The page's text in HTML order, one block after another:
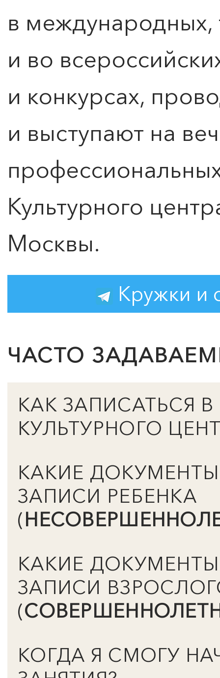
в международных,
и во
и конкурсах,
и выступают на
Культурного
Москвы.
Кружки и
ЧАСТО
КАК ЗАПИСАТЬСЯ
КУЛЬТУРНОГО
КАКИЕ
ЗАПИСИ РЕБЕНКА
(
КАКИЕ
ЗАПИСИ
(
КОГДА Я СМОГУ
1 2 3 4 5 ... 8